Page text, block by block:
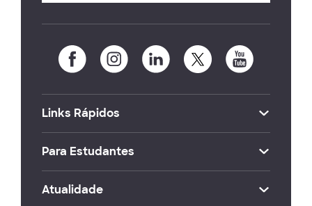
Links Rápidos
Para Estudantes
Atualidade